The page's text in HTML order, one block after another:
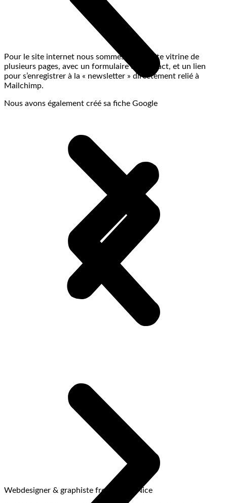
Pour le site internet nous sommes sur un site vitrine de
plusieurs pages, avec un formulaire de contact, et un lien
pour s’enregistrer à la « newsletter » directement relié à
Mailchimp.
Nous avons également créé sa fiche Google
Webdesigner & graphiste freelance à Nice